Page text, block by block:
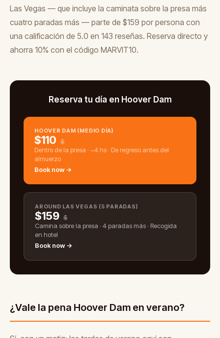
Las Vegas — que incluye la caminata sobre la presa más
cuatro paradas más — parte de $159 por persona con
una calificación de 5.0 en 143 reseñas. Reserva directo y
ahorra 10% con el código MARVIT10.
Reserva tu día en Hoover Dam
HOOVER DAM (MEDIO DÍA)
$110 $
Dentro de la presa · ~4 hs · De regreso antes del
almuerzo
Book now →
AROUND LAS VEGAS (5 PARADAS)
$159 $
Camina sobre la presa · 4 paradas más · Recogida
en hotel
Book now →
¿Vale la pena Hoover Dam en verano?